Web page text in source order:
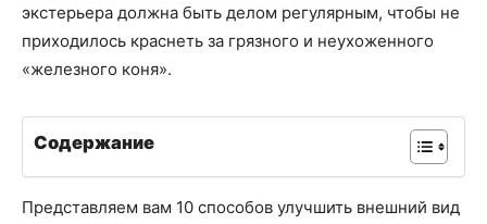
экстерьера должна быть делом регулярным, чтобы не
приходилось краснеть за грязного и неухоженного
«железного коня».
Содержание
Представляем вам 10 способов улучшить внешний вид